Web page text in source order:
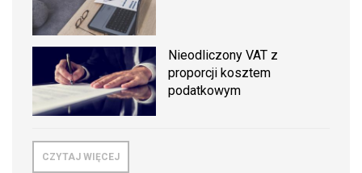
Nieodliczony VAT z
proporcji kosztem
podatkowym
CZYTAJ WIĘCEJ